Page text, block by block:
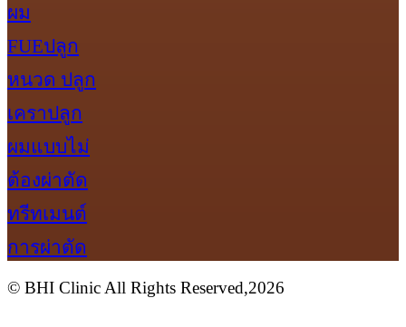
ผม
FUEปลูก
หนวด ปลูก
เคราปลูก
ผมแบบไม่
ต้องผ่าตัด
ทรีทเมนต์
การผ่าตัด
© BHI Clinic All Rights Reserved,2026